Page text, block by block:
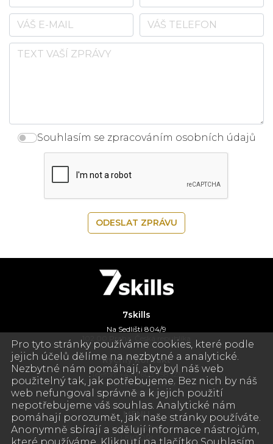
Pro tyto stránky používáme cookies, které podle
jejich účelů dělíme na nezbytné a analytické.
Nezbytné nám pomáhají, aby byl náš web
použitelný tak, jak potřebujeme. Bez nich by náš
web nefungoval správně a k jejich použití
nepotřebujeme váš souhlas. Analytické nám
pomáhají porozumět, jak naše stránky používáte.
Anonymně sbírají a sdělují informace nástrojům,
Souhlasím se zpracováním osobních údajů
ODESLAT ZPRÁVU
7skills
Na Sedlišti 804/9
102 00 Praha, Česká republika
Rychlý kontakt
Telefon: +420 603 758 123
E-mail:info@7skills.cz
www.7skills.cz
MENU
NAŠE SLUŽBY
LEKTOŘI